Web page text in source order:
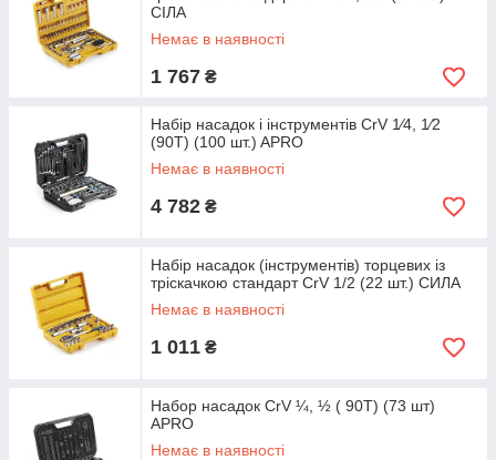
CІЛА
Немає в наявності
1 767 ₴
Набір насадок і інструментів CrV 1⁄4, 1⁄2
(90Т) (100 шт.) APRO
Немає в наявності
4 782 ₴
Набір насадок (інструментів) торцевих із
тріскачкою стандарт CrV 1/2 (22 шт.) СИЛА
Немає в наявності
1 011 ₴
Набор насадок CrV ¼, ½ ( 90Т) (73 шт)
APRO
Немає в наявності